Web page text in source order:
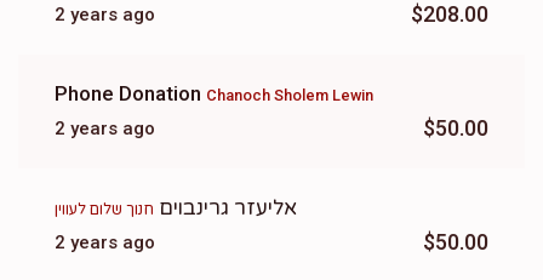
2 years ago $208.00
Phone Donation Chanoch Sholem Lewin
2 years ago $50.00
אליעזר גרינבוים חנוך שלום לעווין
2 years ago $50.00